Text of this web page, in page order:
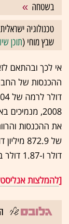
בשטחה
טכנולוגיה
שבץ מוחי (תוכן
אי לכך ובהתאם
דולר ו-1.87 דולר בהתאמה.
[להמלצות